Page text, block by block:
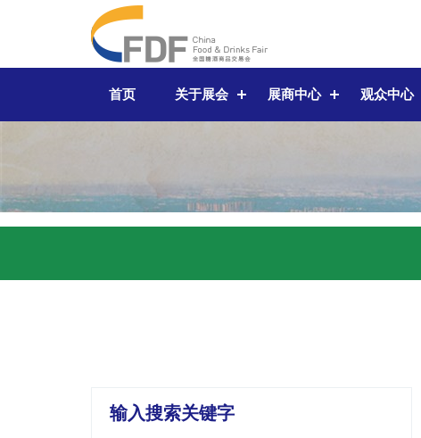
首页 关于展会 展商中心 观众中心
输入搜索关键字